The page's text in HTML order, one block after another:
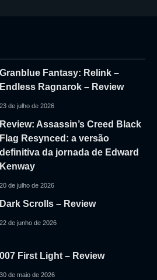
Granblue Fantasy: Relink –
Endless Ragnarok – Review
23 de julho de 2026
Review: Assassin’s Creed Black
Flag Resynced: a versão
definitiva da jornada de Edward
Kenway
20 de julho de 2026
Dark Scrolls – Review
22 de junho de 2026
007 First Light – Review
30 de maio de 2026